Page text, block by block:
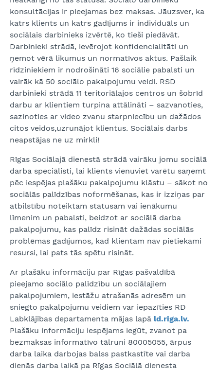
konsultācijas ir pieejamas bez maksas. Jāuzsver, ka
katrs klients un katrs gadījums ir individuāls un
sociālais darbinieks izvērtē, ko tieši piedāvāt.
Darbinieki strādā, ievērojot konfidencialitāti un
ņemot vērā likumus un normatīvos aktus. Pašlaik
rīdziniekiem ir nodrošināti 16 sociālie pabalsti un
vairāk kā 50 sociālo pakalpojumu veidi. RSD
darbinieki strādā 11 teritoriālajos centros un šobrīd
darbu ar klientiem turpina attālināti – sazvanoties,
sazinoties ar video zvanu starpniecību un dažādos
citos veidos,uzrunājot klientus. Sociālais darbs
neapstājas ne uz mirkli!
Rīgas Sociālajā dienestā strādā vairāku jomu sociālā
darba speciālisti, lai klients vienuviet varētu saņemt
pēc iespējas plašāku pakalpojumu klāstu – sākot no
sociālās palīdzības noformēšanas, kas ir izziņas par
atbilstību noteiktam statusam vai ienākumu
līmenim un pabalsti, beidzot ar sociālā darba
pakalpojumu, kas palīdz risināt dažādas sociālās
problēmas gadījumos, kad klientam nav pietiekami
resursi, lai pats tās spētu risināt.
Ar plašāku informāciju par Rīgas pašvaldībā
pieejamo sociālo palīdzību un sociālajiem
pakalpojumiem, iestāžu atrašanās adresēm un
sniegto pakalpojumu veidiem var iepazīties RD
Labklājības departamenta mājas lapā ld.riga.lv.
Plašāku informāciju iespējams iegūt, zvanot pa
bezmaksas informatīvo tālruni 80005055, ārpus
darba laika darbojas balss pastkastīte vai darba
dienās darba laikā pa Rīgas Sociālā dienesta